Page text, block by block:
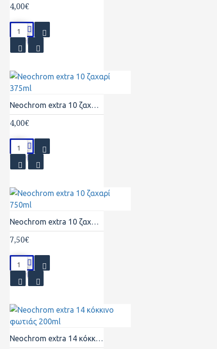
4,00€
Neochrom extra 10 ζαχαρί 375ml
4,00€
Neochrom extra 10 ζαχαρί 750ml
7,50€
Neochrom extra 14 κόκκινο φωτιάς 200ml